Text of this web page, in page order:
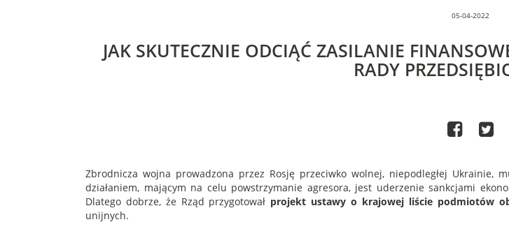
05-04-2022
JAK SKUTECZNIE ODCIĄĆ ZASILANIE
RADY
Zbrodnicza wojna prowadzona przez Rosję przeciwko wolnej, niepodległej Ukrainie,
działaniem, mającym na celu powstrzymanie agresora, jest uderzenie sankcjami
Dlatego dobrze, że Rząd przygotował projekt ustawy o krajowej liście podmiotów
unijnych.